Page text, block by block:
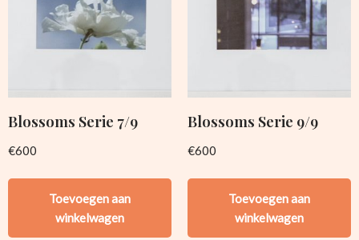
Blossoms Serie 7/9
€600
Toevoegen aan
winkelwagen
Blossoms Serie 9/9
€600
Toevoegen aan
winkelwagen